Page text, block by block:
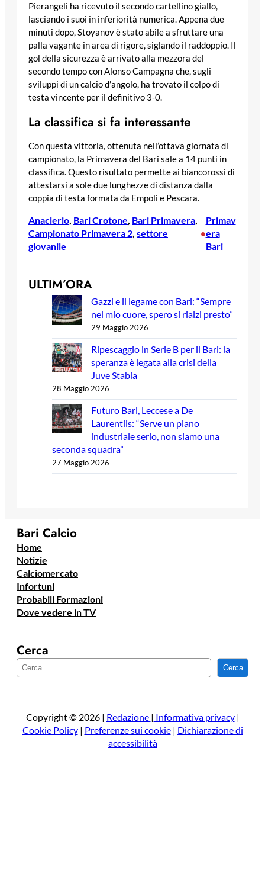
Pierangeli ha ricevuto il secondo cartellino giallo,
lasciando i suoi in inferiorità numerica. Appena due
minuti dopo, Stoyanov è stato abile a sfruttare una
palla vagante in area di rigore, siglando il raddoppio. Il
gol della sicurezza è arrivato alla mezzora del
secondo tempo con Alonso Campagna che, sugli
sviluppi di un calcio d’angolo, ha trovato il colpo di
testa vincente per il definitivo 3-0.
La classifica si fa interessante
Con questa vittoria, ottenuta nell’ottava giornata di
campionato, la Primavera del Bari sale a 14 punti in
classifica. Questo risultato permette ai biancorossi di
attestarsi a sole due lunghezze di distanza dalla
coppia di testa formata da Empoli e Pescara.
Anaclerio Bari Crotone Bari Primavera
Campionato Primavera 2 settore
giovanile
•
Primav
era
Bari
ULTIM’ORA
Gazzi e il legame con Bari: “Sempre
nel mio cuore, spero si rialzi presto”
29 Maggio 2026
Ripescaggio in Serie B per il Bari: la
speranza è legata alla crisi della
Juve Stabia
28 Maggio 2026
Futuro Bari, Leccese a De
Laurentiis: “Serve un piano
industriale serio, non siamo una
seconda squadra”
27 Maggio 2026
Bari Calcio
Home
Notizie
Calciomercato
Infortuni
Probabili Formazioni
Dove vedere in TV
Cerca
e
a
Cerca
Copyright © 2026 | Redazione | Informativa privacy|
Cookie Policy| Preferenze sui cookie| Dichiarazione di
accessibilità